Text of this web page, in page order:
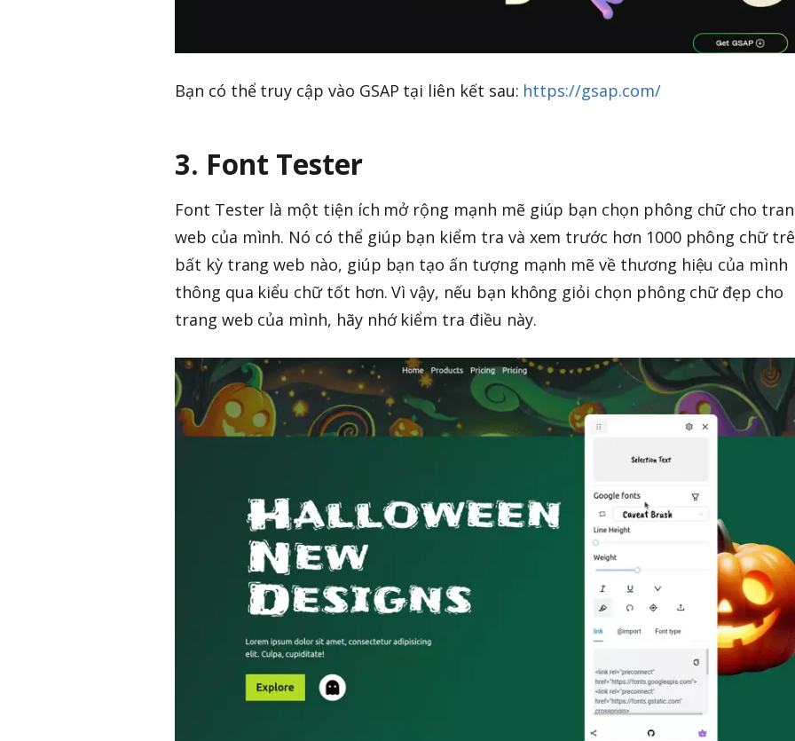
Bạn có thể truy cập vào GSAP tại liên kết sau: https://gsap.com/
3. Font Tester
Font Tester là một tiện ích mở rộng mạnh mẽ giúp bạn chọn phông chữ cho
web của mình. Nó có thể giúp bạn kiểm tra và xem trước hơn 1000 phông chữ
bất kỳ trang web nào, giúp bạn tạo ấn tượng mạnh mẽ về thương hiệu của mình
thông qua kiểu chữ tốt hơn. Vì vậy, nếu bạn không giỏi chọn phông chữ đẹp cho
trang web của mình, hãy nhớ kiểm tra điều này.